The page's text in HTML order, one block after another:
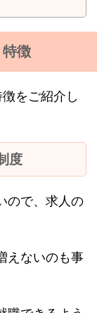
特徴
をご紹介し
度
ので、求人の
えないのも事